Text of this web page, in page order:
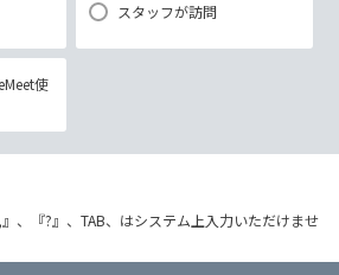
スタッフが訪問
使
、『?』、TAB、はシステム上入力いただけませ